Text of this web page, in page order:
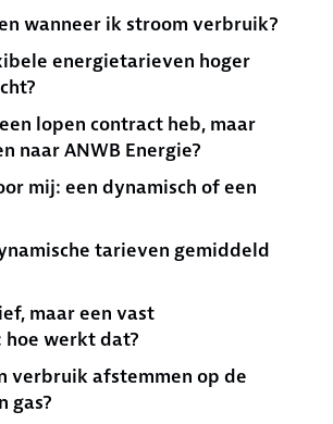
wanneer ik stroom verbruik?
energietarieven hoger
lopen contract heb, maar
naar ANWB Energie?
mij: een dynamisch of een
tarieven gemiddeld
maar een vast
hoe werkt dat?
verbruik afstemmen op de
gas?